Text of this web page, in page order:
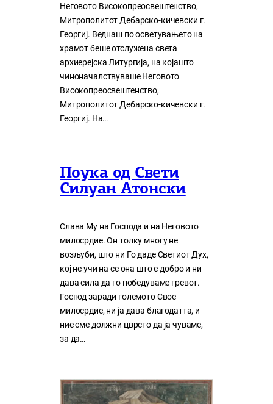
Неговото Високопреосвештенство,
Митрополитот Дебарско-кичевски г.
Георгиј. Веднаш по осветувањето на
храмот беше отслужена света
архиерејска Литургија, на којашто
чиноначалствуваше Неговото
Високопреосвештенство,
Митрополитот Дебарско-кичевски г.
Георгиј. На…
Поука од Свети
Силуан Атонски
Слава Му на Господа и на Неговото
милосрдие. Он толку многу нe
возљуби, што ни Го даде Светиот Дух,
кој нe учи на сe она што е добро и ни
дава сила да го победуваме гревот.
Господ заради големото Свое
милосрдие, ни ја дава благодатта, и
ние сме должни цврсто да ја чуваме,
за да…